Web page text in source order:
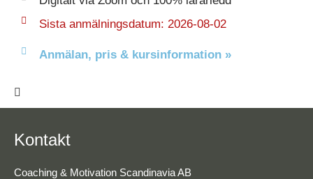
Sista anmälningsdatum: 2026-08-02
Anmälan, pris & kursinformation »
Kontakt
Coaching & Motivation Scandinavia AB